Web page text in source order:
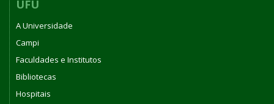
UFU
A Universidade
Campi
Faculdades e Institutos
Bibliotecas
Hospitais